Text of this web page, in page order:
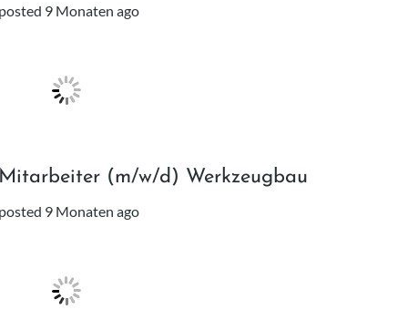
9 Monaten ago
(m/w/d) Werkzeugbau
9 Monaten ago